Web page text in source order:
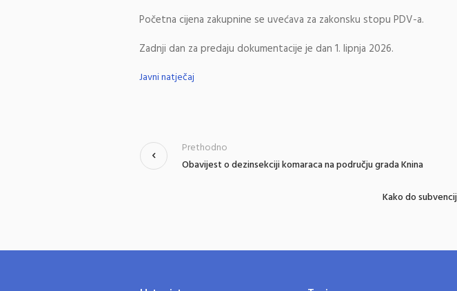
Početna cijena zakupnine se uvećava za zakonsku stopu PDV-a.
Zadnji dan za predaju dokumentacije je dan 1. lipnja 2026.
Javni natječaj
Obavijest o dezinsekciji komaraca na području grada Knina
Prethodno
Kako do